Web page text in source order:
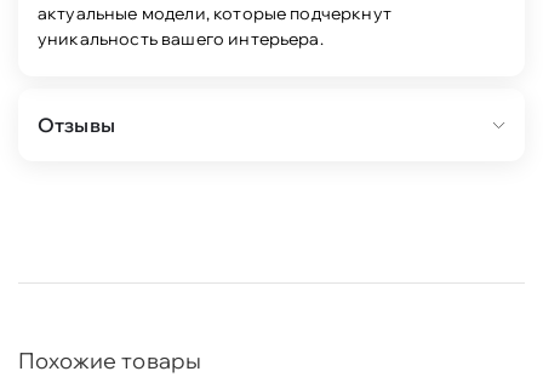
актуальные модели, которые подчеркнут
уникальность вашего интерьера.
Отзывы
Похожие товары